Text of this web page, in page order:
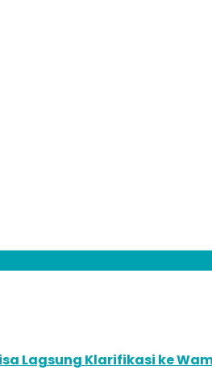
Lagsung Klarifikasi ke